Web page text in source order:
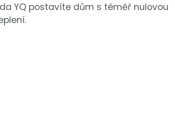
YQ postavíte dům s téměř nulovou